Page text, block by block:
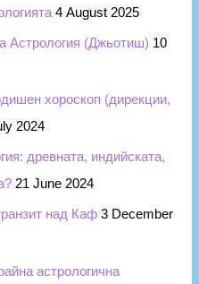
4 August 2025
Астрология (Джьотиш) 10
хороскоп (дирекции,
2024
древната, индийската,
21 June 2024
над Каф 3 December
астрологична